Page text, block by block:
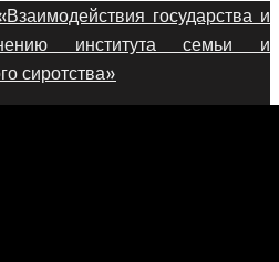
государства и
института семьи и
сиротства»